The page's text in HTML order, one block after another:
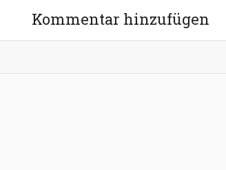
Kommentar hinzufügen